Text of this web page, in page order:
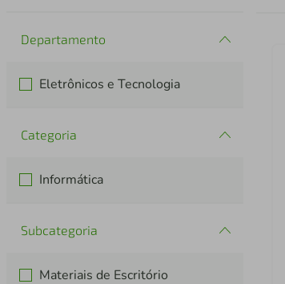
Departamento
Eletrônicos e Tecnologia
Categoria
Informática
Subcategoria
Materiais de Escritório